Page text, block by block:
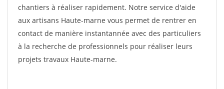
chantiers à réaliser rapidement. Notre service d'aide
aux artisans Haute-marne vous permet de rentrer en
contact de manière instantannée avec des particuliers
à la recherche de professionnels pour réaliser leurs
projets travaux Haute-marne.